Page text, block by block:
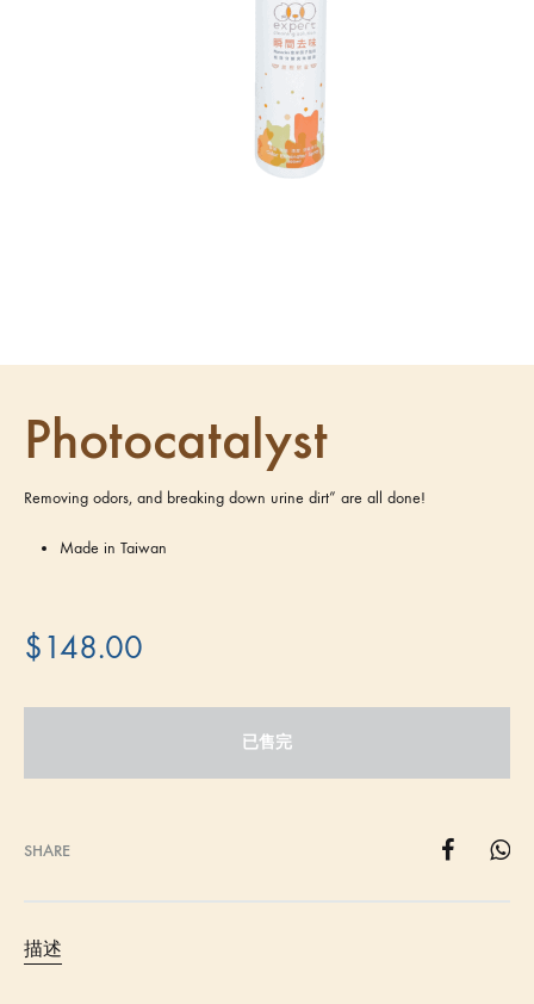
Photocatalyst
Removing odors, and breaking down urine dirt” are all done!
Made in Taiwan
$148.00
已售完
SHARE
描述